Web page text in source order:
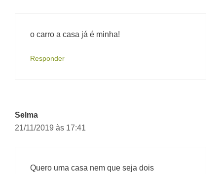
o carro a casa já é minha!
Responder
Selma
21/11/2019 às 17:41
Quero uma casa nem que seja dois